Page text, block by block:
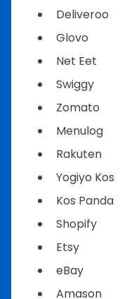
Deliveroo
Glovo
Net Eet
Swiggy
Zomato
Menulog
Rakuten
Yogiyo Kos
Kos Panda
Shopify
Etsy
eBay
Amason